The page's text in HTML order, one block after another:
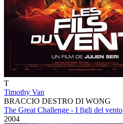
T
Timothy Van
BRACCIO DESTRO DI WONG
The Great Challenge - I figli del vento
2004